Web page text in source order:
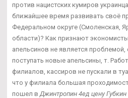
против нацистских кумиров
ближайшее время развивать своё
Федеральном округе (Смоленская,
области)? Как признают
апельсинов не является
поступать новые апельсины, т.
филиалов, кассиров не пускали в
что у филиала большая
пошел в Джинтропин 4ед цену Губкин